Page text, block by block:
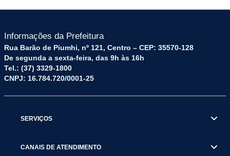
Informações da Prefeitura
Rua Barão de Piumhi, nº 121, Centro – CEP: 35570-128
De segunda a sexta-feira, das 9h às 16h
Tel.: (37) 3329-1800
CNPJ: 16.784.720/0001-25
SERVIÇOS
CANAIS DE ATENDIMENTO